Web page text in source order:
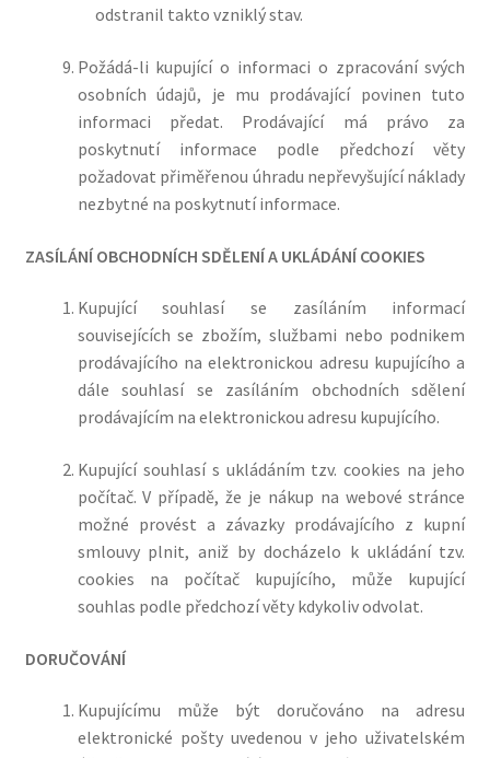
odstranil takto vzniklý stav.
Požádá-li kupující o informaci o zpracování svých
osobních údajů, je mu prodávající povinen tuto
informaci předat. Prodávající má právo za
poskytnutí informace podle předchozí věty
požadovat přiměřenou úhradu nepřevyšující náklady
nezbytné na poskytnutí informace.
ZASÍLÁNÍ OBCHODNÍCH SDĚLENÍ A UKLÁDÁNÍ COOKIES
Kupující souhlasí se zasíláním informací
souvisejících se zbožím, službami nebo podnikem
prodávajícího na elektronickou adresu kupujícího a
dále souhlasí se zasíláním obchodních sdělení
prodávajícím na elektronickou adresu kupujícího.
Kupující souhlasí s ukládáním tzv. cookies na jeho
počítač. V případě, že je nákup na webové stránce
možné provést a závazky prodávajícího z kupní
smlouvy plnit, aniž by docházelo k ukládání tzv.
cookies na počítač kupujícího, může kupující
souhlas podle předchozí věty kdykoliv odvolat.
DORUČOVÁNÍ
Kupujícímu může být doručováno na adresu
elektronické pošty uvedenou v jeho uživatelském